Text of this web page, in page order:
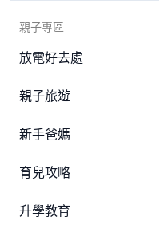
親子專區
放電好去處
親子旅遊
新手爸媽
育兒攻略
升學教育